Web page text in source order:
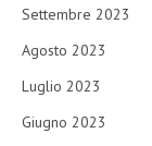
Settembre 2023
Agosto 2023
Luglio 2023
Giugno 2023